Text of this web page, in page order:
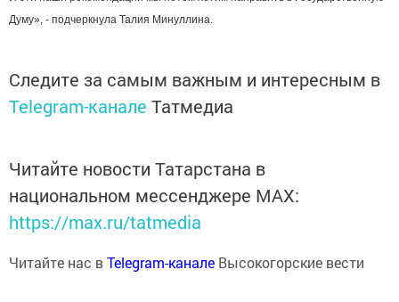
Думу», - подчеркнула Талия Минуллина.
Следите за самым важным и интересным в
Telegram-канале Татмедиа
Читайте новости Татарстана в
национальном мессенджере MАХ:
https://max.ru/tatmedia
Читайте нас вTelegram-канале Высокогорские вести